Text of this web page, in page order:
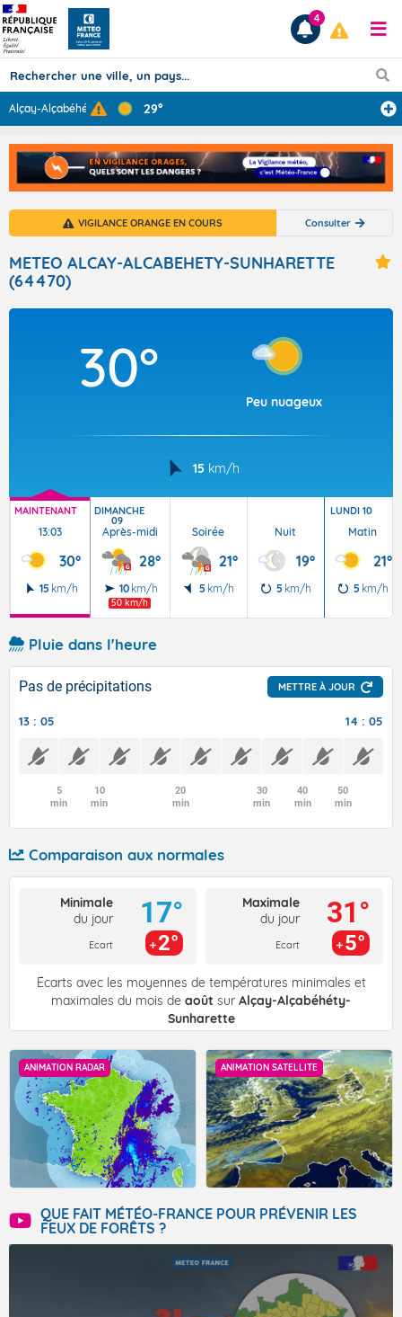
Prévisions
TOUS LES RÉSULTATS
Articles
4
Alçay-Alçabéhét... 29°
VIGILANCE ORANGE EN COURS Consulter
METEO ALCAY-ALCABEHETY-SUNHARETTE
(64470)
30°
Peu nuageux
15 km/h
MAINTENANT
13:03
30°
15 km/h
DIMANCHE
09
Après-midi
28°
10 km/h
50 km/h
Soirée
21°
5 km/h
Nuit
19°
5 km/h
LUNDI 10
Matin
21°
5 km/h
Pluie dans l'heure
Pas de précipitations METTRE À JOUR
13 : 05 14 : 05
5
min
10
min
20
min
30
min
40
min
50
min
Comparaison aux normales
Minimale
du jour
Ecart
17°
2°
Maximale
du jour
Ecart
31°
5°
Écarts avec les moyennes de températures minimales et
maximales du mois de août sur Alçay-Alçabéhéty-
Sunharette
ANIMATION RADAR ANIMATION SATELLITE
QUE FAIT MÉTÉO-FRANCE POUR PRÉVENIR LES
FEUX DE FORÊTS ?